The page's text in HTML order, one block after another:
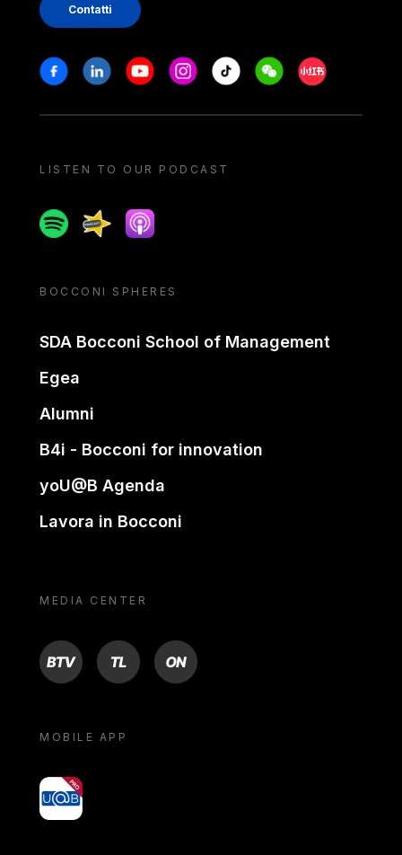
Contatti
Stay in touch
FacebookLinkedinYoutubeInstagram
Tiktok WeechatXiaohongshu/
LISTEN TO OUR PODCAST
SpotifySpreakerApple podcast
BOCCONI SPHERES
SDA Bocconi School of Management
Egea
Alumni
B4i - Bocconi for innovation
yoU@B Agenda
Lavora in Bocconi
MEDIA CENTER
BTV TL ON
MOBILE APP
yoU@B